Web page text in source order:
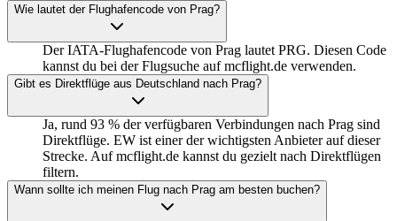
Wie lautet der Flughafencode von Prag?
Der IATA-Flughafencode von Prag lautet PRG. Diesen Code
kannst du bei der Flugsuche auf mcflight.de verwenden.
Gibt es Direktflüge aus Deutschland nach Prag?
Ja, rund 93 % der verfügbaren Verbindungen nach Prag sind
Direktflüge. EW ist einer der wichtigsten Anbieter auf dieser
Strecke. Auf mcflight.de kannst du gezielt nach Direktflügen
filtern.
Wann sollte ich meinen Flug nach Prag am besten buchen?